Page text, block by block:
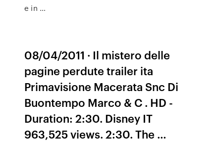
e in …
08/04/2011 · Il mistero delle
pagine perdute trailer ita
Primavisione Macerata Snc Di
Buontempo Marco & C . HD -
Duration: 2:30. Disney IT
963,525 views. 2:30. The …